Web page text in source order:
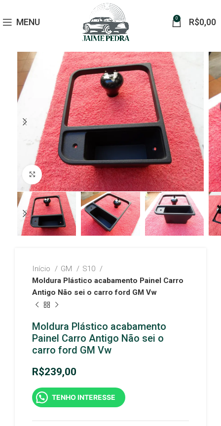
MENU 0 R$0,00
Click to enlarge
Início GM
S10
Moldura Plástico acabamento Painel Carro
Antigo Não sei o carro ford GM Vw
Moldura Plástico acabamento
Painel Carro Antigo Não sei o
carro ford GM Vw
R$239,00
TENHO INTERESSE